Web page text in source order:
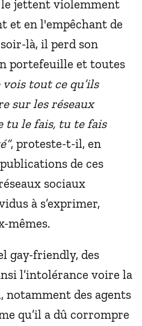
jettent violemment
et en l'empêchant de
là, il perd son
portefeuille et toutes
vois tout ce qu’ils
sur les réseaux
tu le fais, tu te fais
, proteste-t-il, en
de ces
sociaux
à s’exprimer,
mêmes.
gay-friendly, des
l’intolérance voire la
notamment des agents
qu’il a dû corrompre